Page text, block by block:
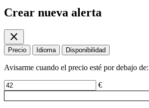
Crear nueva alerta
close
Precio Idioma Disponibilidad
Avisarme cuando el precio esté por debajo de:
€